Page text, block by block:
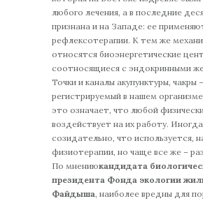
любого лечения, а в последние
признана и на Западе: ее
рефлексотерапии. К тем же
относятся биоэнергетические
соотносящиеся с эндокринными
Точки и каналы акупунктуры, чакры
регистрируемый в нашем
это означает, что любой
воздействует на их работу.
созидательно, что используется,
физиотерапии, но чаще все же –
По мнениюкандидата
президента Фонда экологии
Файдыша, наиболее вредны для